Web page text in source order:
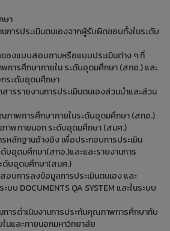
ษา
ารประเมินตนเองจากผู้รับผิดชอบทั้งในระดับ
งแบบสอบถามหรือแบบประเมินต่าง ๆ ที่
การศึกษาภายใน ระดับอุดมศึกษา (สกอ.) และ
ระดับอุดมศึกษา
ารรายงานการประเมินตนเองส่วนนำและส่วน
าพการศึกษาภายในระดับอุดมศึกษา (สกอ.)
ภาพภายนอก ระดับอุดมศึกษา (สมศ.)
ลักฐานอ้างอิง เพื่อประกอบการประเมิน
บอุดมศึกษา(สกอ.)และและรายงานการ
ดับอุดมศึกษา(สมศ.)
บการลงข้อมูลการประเมินตนเอง และ
บบ DOCUMENTS QA SYSTEM และในระบบ
ารดำเนินงานการประกันคุณภาพการศึกษากับ
นและภายนอกมหาวิทยาลัย